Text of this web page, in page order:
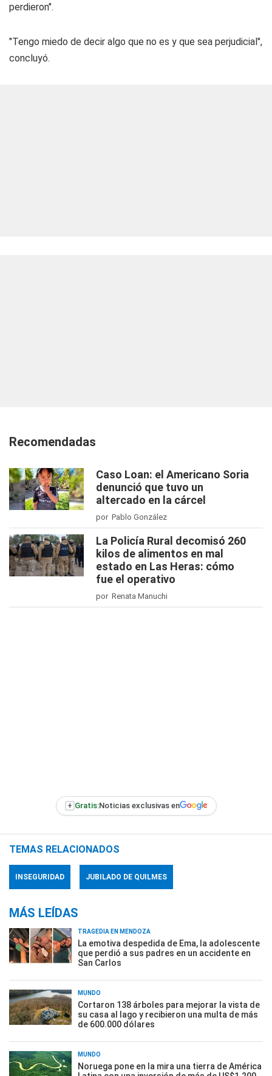
perdieron".
"Tengo miedo de decir algo que no es y que sea perjudicial",
concluyó.
Recomendadas
Caso Loan: el Americano Soria
denunció que tuvo un
altercado en la cárcel
por Pablo González
La Policía Rural decomisó 260
kilos de alimentos en mal
estado en Las Heras: cómo
fue el operativo
por Renata Manuchi
+ Gratis:Noticias exclusivas en
TEMAS RELACIONADOS
INSEGURIDAD JUBILADO DE QUILMES
MÁS LEÍDAS
TRAGEDIA EN MENDOZA
La emotiva despedida de Ema, la adolescente
que perdió a sus padres en un accidente en
San Carlos
MUNDO
Cortaron 138 árboles para mejorar la vista de
su casa al lago y recibieron una multa de más
de 600.000 dólares
MUNDO
Noruega pone en la mira una tierra de América